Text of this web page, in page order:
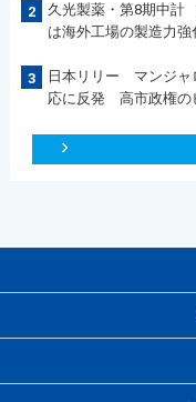
2
久光製薬・第8期中
は海外工場の製造力
3
日本リリー マンジャ
応に反発 高市政権の